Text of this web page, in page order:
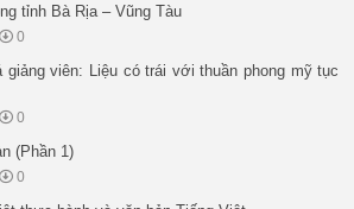
tỉnh Bà Rịa – Vũng Tàu
0
giảng viên: Liệu có trái với thuần phong mỹ tục
0
(Phần 1)
0